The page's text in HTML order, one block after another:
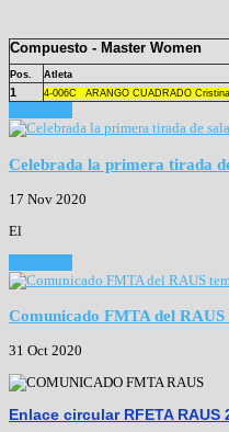
Compuesto - Master Women
Pos. Atleta
1 4-006C ARANGO CUADRADO Cristina
Celebrada la primera tirada
17 Nov 2020
El
Comunicado FMTA del RAUS
31 Oct 2020
Enlace circular RFETA RAUS